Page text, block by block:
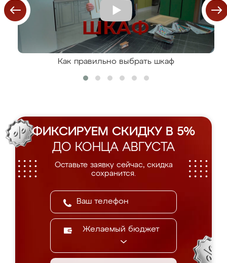
Как правильно выбрать шкаф
ФИКСИРУЕМ СКИДКУ В 5%
ДО КОНЦА АВГУСТА
Оставьте заявку сейчас, скидка
сохранится.
Желаемый бюджет